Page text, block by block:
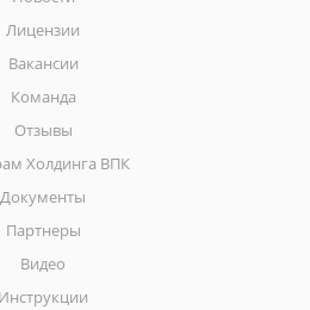
Лицензии
Вакансии
Команда
Отзывы
Холдинга ВПК
Документы
Партнеры
Видео
Инструкции